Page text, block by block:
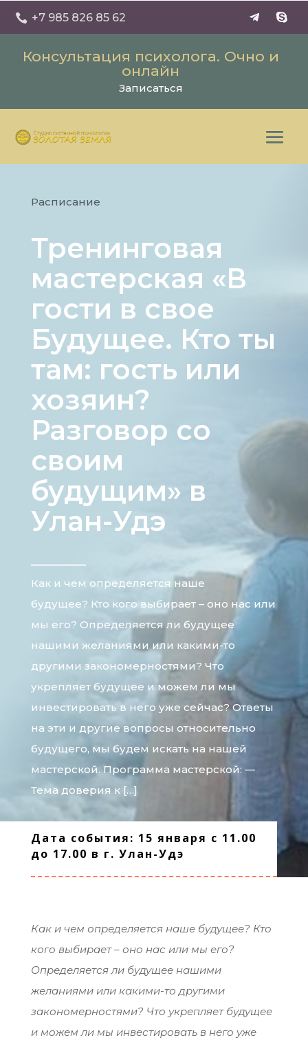
 +7 985 826 85 62
Консультация психолога. Очно и
онлайн
Записаться
Расписание
Тренинговая
мастерская «В
гости в свое
Будущее. Кто ты
там: гость или
хозяин?
Разговор со
своим
будущим» в
Улан-Удэ
Как и чем определяется наше
будущее? Кто кого выбирает – оно нас или
мы его? Определяется ли будущее
нашими желаниями или какими-то
другими закономерностями? Что
укрепляет будущее и можем ли мы
инвестировать в него уже сейчас? Ответы
на эти и другие вопросы относительно
будущего, мы будем искать на нашей
мастерской. Программа мастерской: —
Тема доверия к […]
Дата события: 15 января с 11.00
до 17.00 в г. Улан-Удэ
Как и чем определяется наше будущее? Кто
кого выбирает – оно нас или мы его?
Определяется ли будущее нашими
желаниями или какими-то другими
закономерностями? Что укрепляет будущее
и можем ли мы инвестировать в него уже